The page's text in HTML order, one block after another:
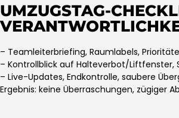
UMZUGSTAG-
– Teamleiterbriefing, Raumlabels,
– Kontrollblick auf Halteverbot/Liftfenster,
– Live-Updates, Endkontrolle, saubere
Ergebnis: keine Überraschungen, zügiger